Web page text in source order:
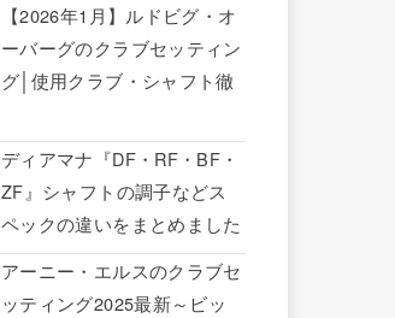
【2026年1月】ルドビグ・オ
ーバーグのクラブセッティン
グ│使用クラブ・シャフト徹
ディアマナ『DF・RF・BF・
ZF』シャフトの調子などス
ペックの違いをまとめました
アーニー・エルスのクラブセ
ッティング2025最新～ビッ